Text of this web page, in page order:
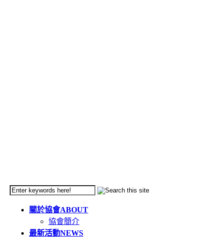
關於協會ABOUT
協會簡介
最新活動NEWS